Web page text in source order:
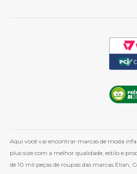
Aqui você vai encontrar marcas de moda
plus size com a melhor qualidade, estilo e
de 10 mil peças de roupas das marcas Elian,